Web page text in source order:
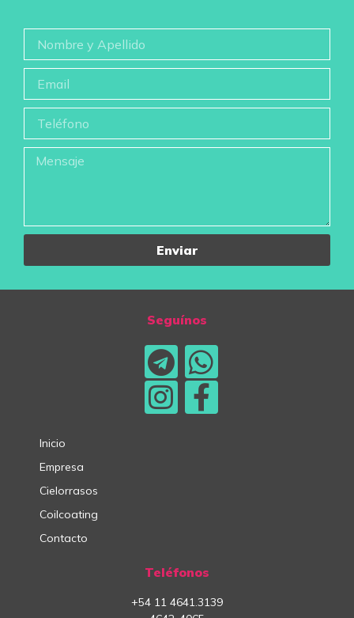
Enviar
Teléfonos
+54 11 4641.3139
Inicio
Empresa
Cielorrasos
Coilcoating
Contacto
Seguínos